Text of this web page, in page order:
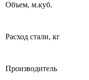
Объем, м.куб.
Расход стали, кг
Производитель